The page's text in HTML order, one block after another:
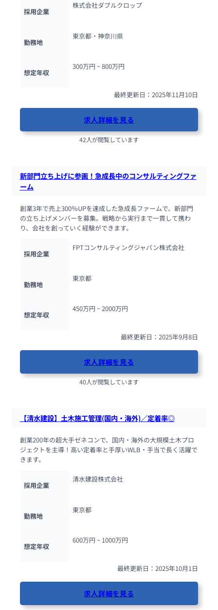
採用企業
株式会社ダブルクロップ
勤務地
東京都・神奈川県
想定年収
300万円 ~ 800万円
最終更新日：2025年11月10日
求人詳細を見る
42人が閲覧しています
新部門立ち上げに参画！急成長中のコンサルティングファ
ーム
創業3年で売上300％UPを達成した急成長ファームで、新部門
の立ち上げメンバーを募集。戦略から実行まで一貫して携わ
り、会社を創っていく経験ができます。
採用企業
FPTコンサルティングジャパン株式会社
勤務地
東京都
想定年収
450万円 ~ 2000万円
最終更新日：2025年9月8日
求人詳細を見る
40人が閲覧しています
【清水建設】土木施工管理(国内・海外)／定着率◎
創業200年の超大手ゼネコンで、国内・海外の大規模土木プロ
ジェクトを主導！高い定着率と手厚いWLB・手当で長く活躍で
きます。
採用企業
清水建設株式会社
勤務地
東京都
想定年収
600万円 ~ 1000万円
最終更新日：2025年10月1日
求人詳細を見る